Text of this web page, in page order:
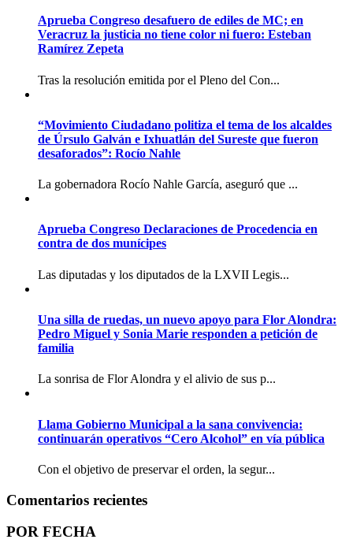
Aprueba Congreso desafuero de ediles de MC; en
Veracruz la justicia no tiene color ni fuero: Esteban
Ramírez Zepeta
Tras la resolución emitida por el Pleno del Con...
“Movimiento Ciudadano politiza el tema de los alcaldes
de Úrsulo Galván e Ixhuatlán del Sureste que fueron
desaforados”: Rocío Nahle
La gobernadora Rocío Nahle García, aseguró que ...
Aprueba Congreso Declaraciones de Procedencia en
contra de dos munícipes
Las diputadas y los diputados de la LXVII Legis...
Una silla de ruedas, un nuevo apoyo para Flor Alondra:
Pedro Miguel y Sonia Marie responden a petición de
familia
La sonrisa de Flor Alondra y el alivio de sus p...
Llama Gobierno Municipal a la sana convivencia:
continuarán operativos “Cero Alcohol” en vía pública
Con el objetivo de preservar el orden, la segur...
Comentarios recientes
POR FECHA